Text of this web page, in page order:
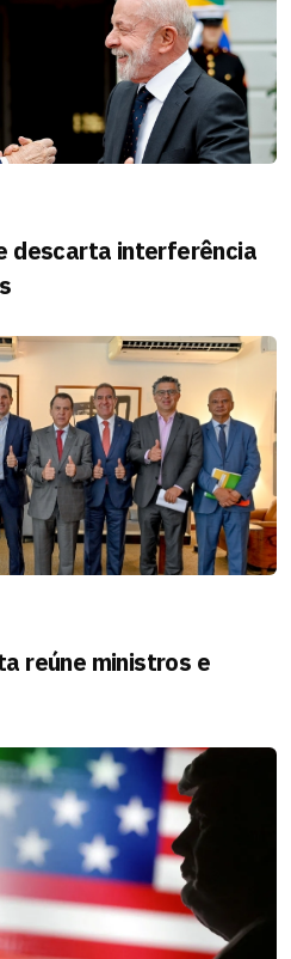
descarta interferência
reúne ministros e